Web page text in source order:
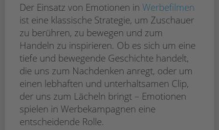
Der Einsatz von Emotionen in Werbefilmen
ist eine klassische Strategie, um Zuschauer
zu berühren, zu bewegen und zum
Handeln zu inspirieren. Ob es sich um eine
tiefe und bewegende Geschichte handelt,
die uns zum Nachdenken anregt, oder um
einen lebhaften und unterhaltsamen Clip,
der uns zum Lächeln bringt – Emotionen
spielen in Werbekampagnen eine
entscheidende Rolle.